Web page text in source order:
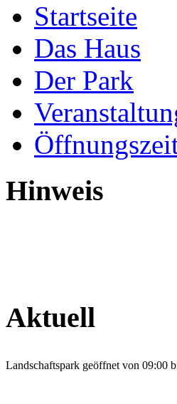
Startseite
Das Haus
Der Park
Hinweis
Aktuell
Landschaftspark geöffnet von 09:00